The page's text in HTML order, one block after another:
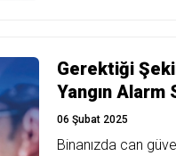
Gerektiği
Yangın Alarm
06 Şubat 2025
Binanızda can